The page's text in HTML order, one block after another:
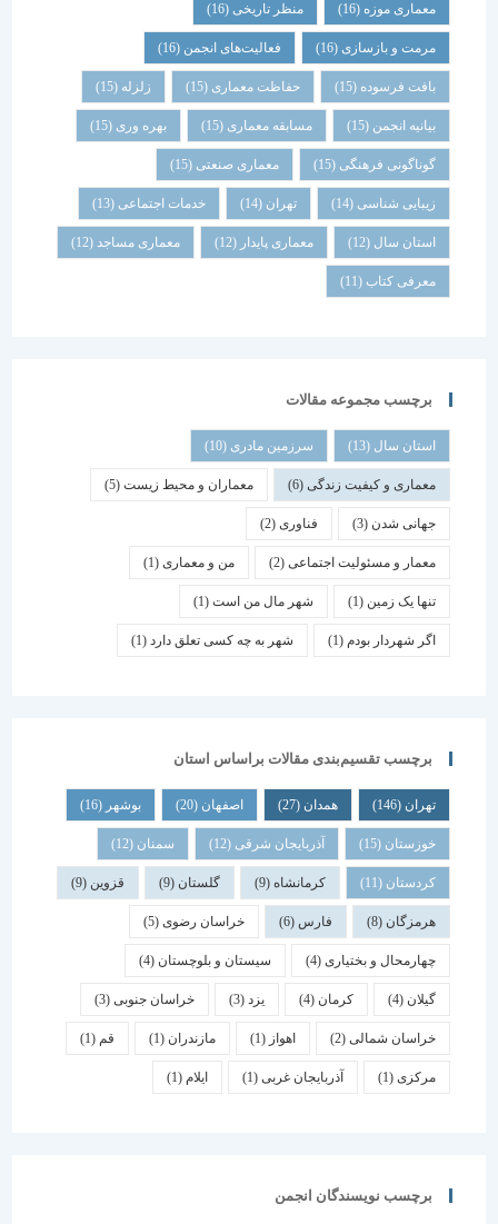
معماری موزه(16) منظر تاریخی (16)
مرمت و بازسازی(16) فعالیت‌های انجمن(16)
بافت فرسوده (15) حفاظت معماری (15) زلزله
بیانیه انجمن(15) مسابقه معماری (15) بهره وری(15)
گوناگونی فرهنگی (15) معماری صنعتی(15)
زیبایی شناسی (14) تهران خدمات اجتماعی (13)
استان سال(12) معماری پایدار (12) معماری مساجد(12)
معرفی کتاب(11)
برچسب مجموعه مقالات
استان سال(13) سرزمین مادری(10)
معماری و کیفیت زندگی(6) معماران و محیط زیست(5)
جهانی شدن(3) فناوری (2)
معمار و مسئولیت اجتماعی (2) من و معماری (1)
تنها یک زمین(1) شهر مال من است(1)
اگر شهردار بودم (1) شهر به چه کسی تعلق دارد(1)
برچسب تقسیم‌بندی مقالات براساس استان
همدان اصفهان (20) بوشهر
خوزستان(15) آذربایجان شرقی(12) سمنان (12)
کردستان(11) کرمانشاه(9) گلستان (9) قزوین
هرمزگان(8) فارس خراسان رضوی(5)
چهارمحال و بختیاری (4) سیستان و بلوچستان(4)
کرمان یزد خراسان جنوبی(3)
خراسان شمالی(2) اهواز مازندران(1) قم
(1) آذربایجان غربی(1) ایلام
برچسب نویسندگان انجمن